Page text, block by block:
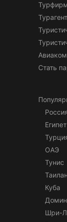
Стать
Египет
ОАЭ
Тунис
Куба
Шри-